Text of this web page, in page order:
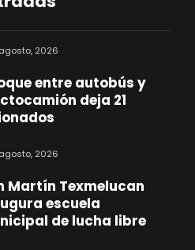
2026
entre autobús y
deja 21
2026
Martín Texmelucan
escuela
de lucha libre